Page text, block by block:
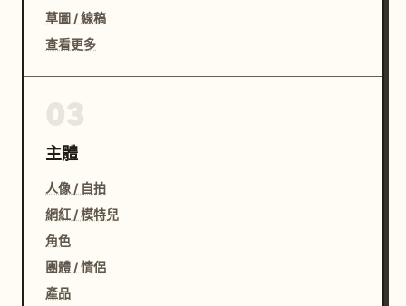
草圖 / 線稿
查看更多
主體
人像 / 自拍
網紅 / 模特兒
角色
團體 / 情侶
產品